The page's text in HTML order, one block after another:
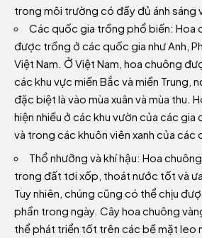
trong môi trường có đầy đủ ánh sáng
Các quốc gia trồng phổ biến: Hoa
được trồng ở các quốc gia như Anh,
Việt Nam. Ở Việt Nam, hoa chuông
các khu vực miền Bắc và miền Trung,
đặc biệt là vào mùa xuân và mùa thu.
hiện nhiều ở các khu vườn của các gia
và trong các khuôn viên xanh của các
Thổ nhưỡng và khí hậu: Hoa
trong đất tơi xốp, thoát nước tốt và ưa
Tuy nhiên, chúng cũng có thể chịu
phần trong ngày. Cây hoa chuông
thể phát triển tốt trên các bề mặt leo